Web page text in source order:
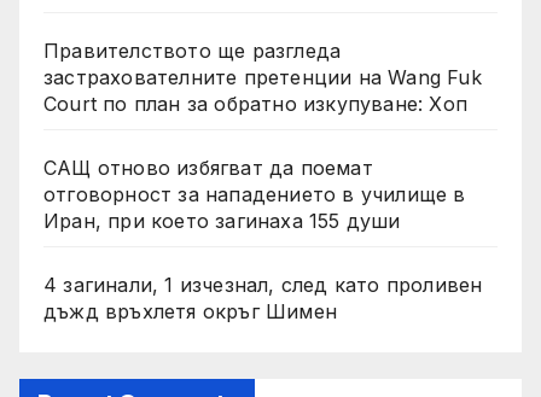
Правителството ще разгледа
застрахователните претенции на Wang Fuk
Court по план за обратно изкупуване: Хоп
САЩ отново избягват да поемат
отговорност за нападението в училище в
Иран, при което загинаха 155 души
4 загинали, 1 изчезнал, след като проливен
дъжд връхлетя окръг Шимен